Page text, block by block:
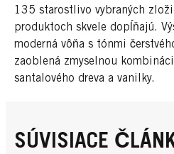
135 starostlivo vybraných
produktoch skvele dopĺňajú.
moderná vôňa s tónmi
zaoblená zmyselnou
santalového dreva a vanilky.
SÚVISIACE